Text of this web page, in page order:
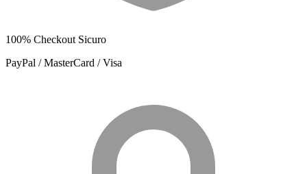
100% Checkout Sicuro
PayPal / MasterCard / Visa